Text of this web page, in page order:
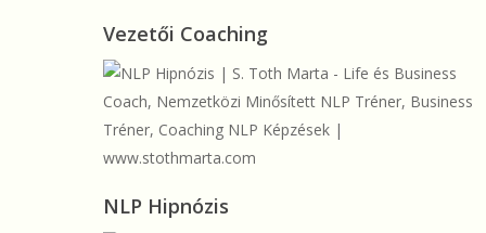
Vezetői
Coaching
Vezetői Coaching
NLP
Hipnózis
NLP Hipnózis